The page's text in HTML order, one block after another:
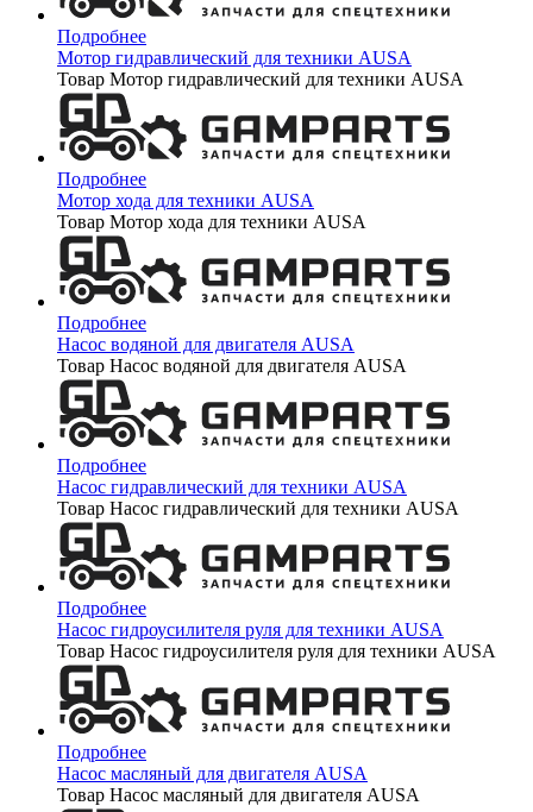
Подробнее
Мотор гидравлический для техники AUSA
Товар Мотор гидравлический для техники AUSA
Подробнее
Мотор хода для техники AUSA
Товар Мотор хода для техники AUSA
Подробнее
Насос водяной для двигателя AUSA
Товар Насос водяной для двигателя AUSA
Подробнее
Насос гидравлический для техники AUSA
Товар Насос гидравлический для техники AUSA
Подробнее
Насос гидроусилителя руля для техники AUSA
Товар Насос гидроусилителя руля для техники AUSA
Подробнее
Насос масляный для двигателя AUSA
Товар Насос масляный для двигателя AUSA